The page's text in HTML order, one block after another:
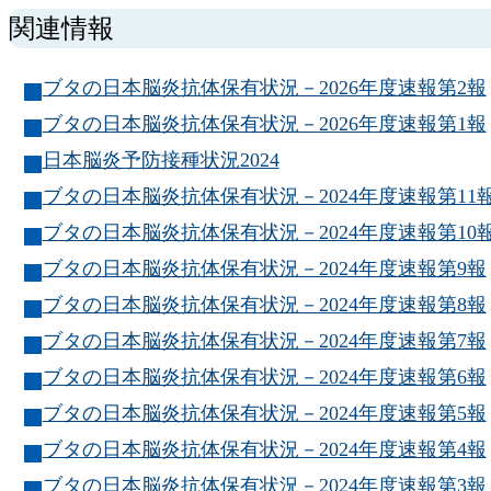
索
関連情報
ブタの日本脳炎抗体保有状況－2026年度速報第2報
ブタの日本脳炎抗体保有状況－2026年度速報第1報
日本脳炎予防接種状況2024
ブタの日本脳炎抗体保有状況－2024年度速報第11
ブタの日本脳炎抗体保有状況－2024年度速報第10
ブタの日本脳炎抗体保有状況－2024年度速報第9報
ブタの日本脳炎抗体保有状況－2024年度速報第8報
ブタの日本脳炎抗体保有状況－2024年度速報第7報
ブタの日本脳炎抗体保有状況－2024年度速報第6報
ブタの日本脳炎抗体保有状況－2024年度速報第5報
ブタの日本脳炎抗体保有状況－2024年度速報第4報
ブタの日本脳炎抗体保有状況－2024年度速報第3報